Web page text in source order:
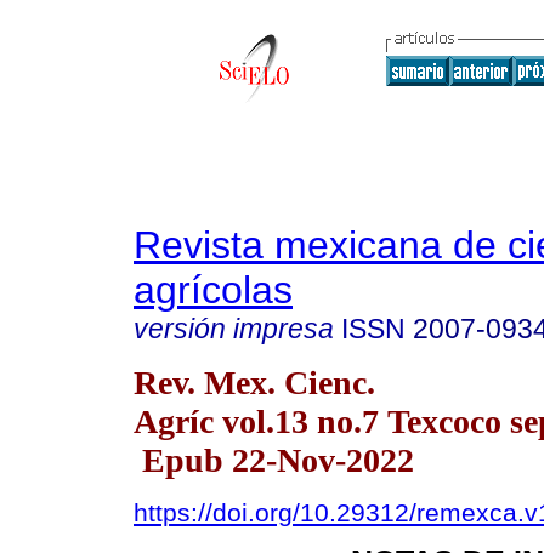
Revista mexicana de
agrícolas
versión impresa ISSN 2007-
Rev. Mex. Cienc.
Agríc vol.13 no.7 Texcoco
Epub 22-Nov-2022
https://doi.org/10.29312/